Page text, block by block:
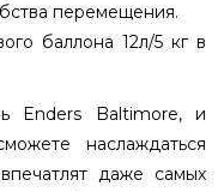
перемещения.
баллона 12л/5 кг в
Enders Baltimore, и
наслаждаться
даже самых